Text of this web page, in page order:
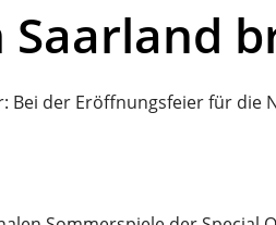
Saarland
der Eröffnungsfeier für die